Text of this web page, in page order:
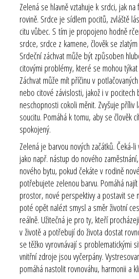
Zelená se hlavně vztahuje k srdci, jak
rovině. Srdce je sídlem pocitů, zvláště
citu vůbec. S tím je propojeno hodně
srdce, srdce z kamene, člověk se
Srdeční záchvat může být způsoben
citovými problémy, které se mohou
Záchvat může mít příčinu v
nebo citové závislosti, jakož i v pocitech
neschopnosti cokoli měnit. Zvyšuje příliv
soucitu. Pomáhá k tomu, aby se člověk
spokojený.
Zelená je barvou nových začátků. Čeká-
jako např. nástup do nového
nového bytu, pokud čekáte v rodině
potřebujete zelenou barvu. Pomáhá
prostor, nové perspektivy a postavit se
poté opět nalézt smysl a směr životní
reálně. Užitečná je pro ty, kteří
v životě a potřebují do života dostat
se těžko vyrovnávají s problematickými
vnitřní zdroje jsou vyčerpány.
pomáhá nastolit rovnováhu, harmonii a